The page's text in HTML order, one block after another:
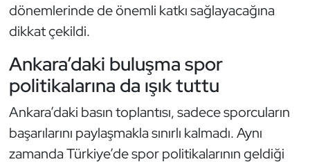
dönemlerinde de önemli katkı sağlayacağına
dikkat çekildi.
Ankara’daki buluşma spor
politikalarına da ışık tuttu
Ankara’daki basın toplantısı, sadece sporcuların
başarılarını paylaşmakla sınırlı kalmadı. Aynı
zamanda Türkiye’de spor politikalarının geldiği
Kürek
Modern Pentatlon
Motor Sporları
Muay Thai